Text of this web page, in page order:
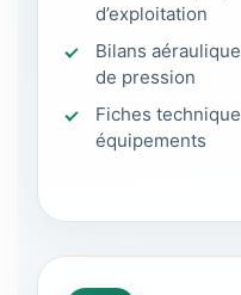
d’exploitation
Bilans
de pression
Fiches
équipements